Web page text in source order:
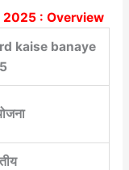
2025 : Overview
kaise banaye